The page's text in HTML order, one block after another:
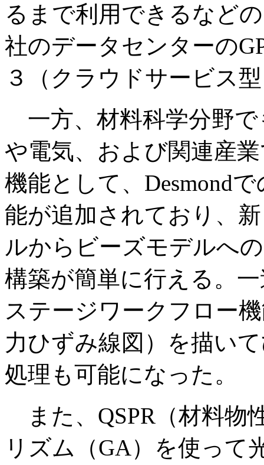
るまで利用できるなど
社のデータセンターの
３（クラウドサービス
一方、材料科学分野で
や電気、および関連産
機能として、Desmond
能が追加されており、
ルからビーズモデルへ
構築が簡単に行える。
ステージワークフロー
力ひずみ線図）を描い
処理も可能になった。
また、QSPR（材料物
リズム（GA）を使って